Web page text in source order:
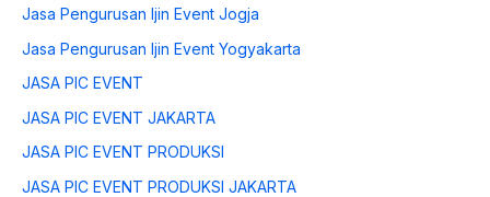
Jasa Pengurusan Ijin Event Jogja
Jasa Pengurusan Ijin Event Yogyakarta
JASA PIC EVENT
JASA PIC EVENT JAKARTA
JASA PIC EVENT PRODUKSI
JASA PIC EVENT PRODUKSI JAKARTA